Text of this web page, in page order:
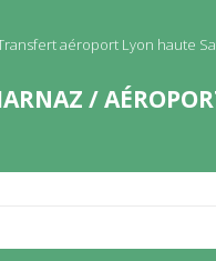
aéroport Lyon haute
/